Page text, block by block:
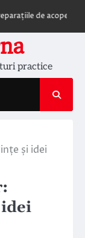
acoperiș și când
practice
și idei